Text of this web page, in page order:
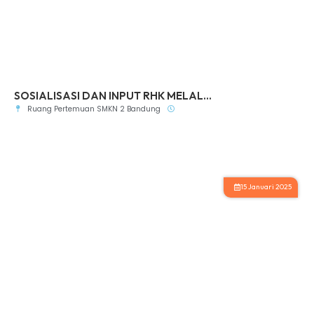
SOSIALISASI DAN INPUT RHK MELAL...
Ruang Pertemuan SMKN 2 Bandung
15 Januari 2025